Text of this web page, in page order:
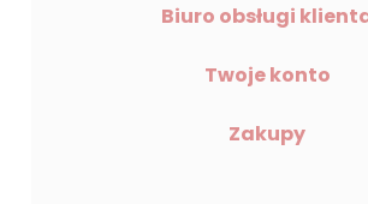
Biuro obsługi
Twoje konto
Zakupy